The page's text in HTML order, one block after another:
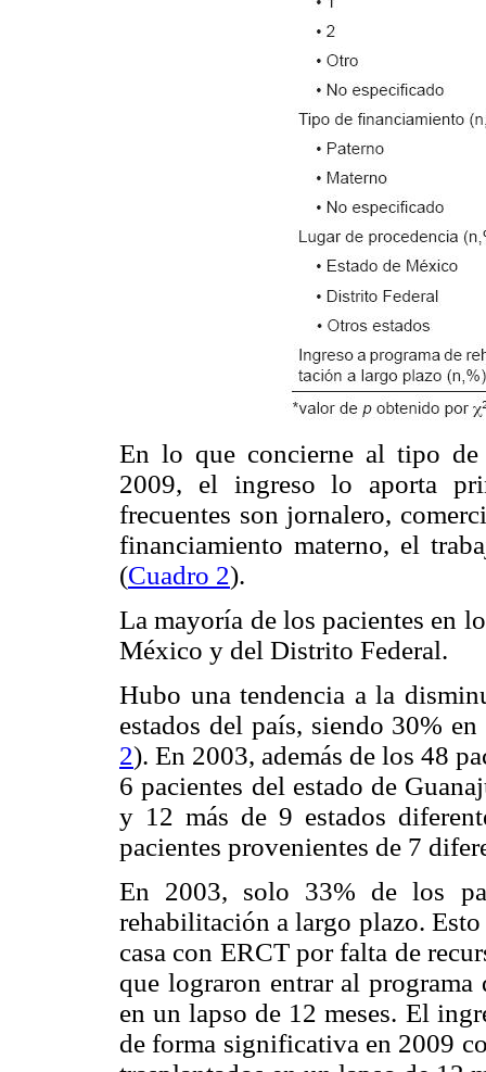
En lo que concierne al tipo
2009, el ingreso lo aporta
frecuentes son jornalero,
financiamiento materno, el
(Cuadro 2).
La mayoría de los pacientes en
México y del Distrito Federal.
Hubo una tendencia a la
estados del país, siendo 30%
2). En 2003, además de los 48
6 pacientes del estado de
y 12 más de 9 estados
pacientes provenientes de 7
En 2003, solo 33% de los
rehabilitación a largo plazo.
casa con ERCT por falta de
que lograron entrar al
en un lapso de 12 meses. El
de forma significativa en 2009